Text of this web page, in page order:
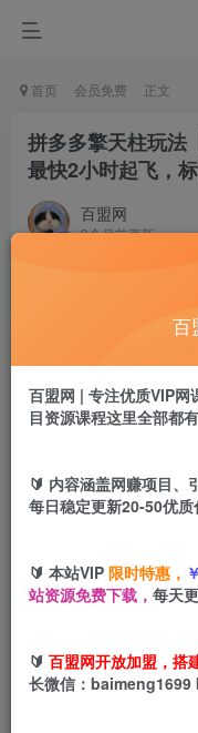
首页 会员免费 正文
拼多多擎天柱玩法
最快2小时起飞，
百盟网
9个月前更新
拼多多擎天柱玩法【
百
百盟网 | 专注优质VIP网
目资源课程这里全部都有
🔰 内容涵盖网赚项目、
每日稳定更新20-50优质
🔰 本站VIP 限时特惠，
站资源免费下载， 每天
🔰 百盟网开放加盟，搭
长微信：